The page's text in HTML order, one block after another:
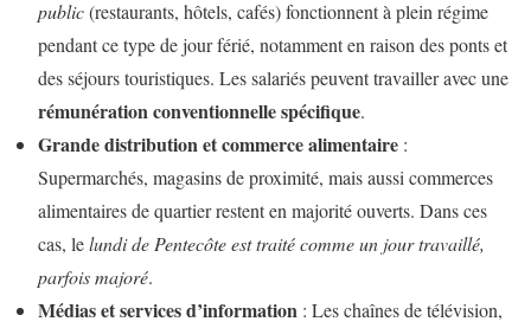
public(restaurants, hôtels, cafés) fonctionnent à plein régime
pendant ce type de jour férié, notamment en raison des ponts et
des séjours touristiques. Les salariés peuvent travailler avec une
rémunération conventionnelle spécifique.
Grande distribution et commerce alimentaire :
Supermarchés, magasins de proximité, mais aussi commerces
alimentaires de quartier restent en majorité ouverts. Dans ces
cas, lelundi de Pentecôte est traité comme un jour travaillé,
parfois majoré.
Médias et services d’information : Les chaînes de télévision,